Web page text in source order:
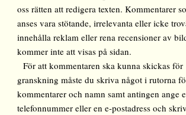
oss rätten att redigera texten. Kommentarer
anses vara stötande, irrelevanta eller icke
innehålla reklam eller rena recensioner av
kommer inte att visas på sidan.
För att kommentaren ska kunna skickas för
granskning måste du skriva något i rutorna
kommentarer och namn samt antingen ange
telefonnummer eller en e-postadress och